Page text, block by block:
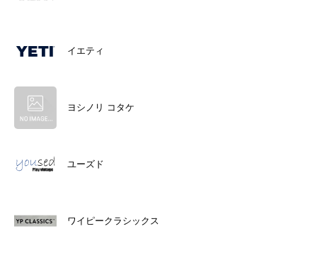
イエティ
ヨシノリ コタケ
ユーズド
ワイピークラシックス